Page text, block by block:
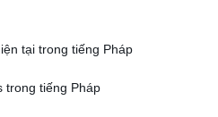
tại trong tiếng Pháp
trong tiếng Pháp